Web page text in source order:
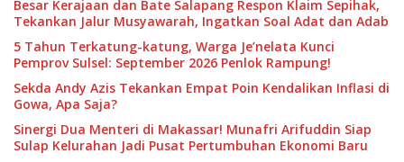
Besar Kerajaan dan Bate Salapang Respon Klaim Sepihak,
Tekankan Jalur Musyawarah, Ingatkan Soal Adat dan Adab
5 Tahun Terkatung-katung, Warga Je’nelata Kunci
Pemprov Sulsel: September 2026 Penlok Rampung!
Sekda Andy Azis Tekankan Empat Poin Kendalikan Inflasi di
Gowa, Apa Saja?
Sinergi Dua Menteri di Makassar! Munafri Arifuddin Siap
Sulap Kelurahan Jadi Pusat Pertumbuhan Ekonomi Baru